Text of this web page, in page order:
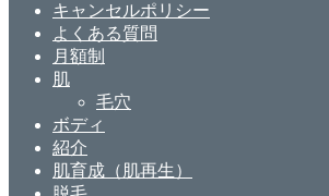
キャンセルポリシー
よくある質問
月額制
肌
毛穴
ボディ
紹介
肌育成（肌再生）